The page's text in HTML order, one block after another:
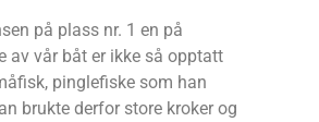
på plass nr. 1 en på
av vår båt er ikke så opptatt
pinglefiske som han
brukte derfor store kroker og